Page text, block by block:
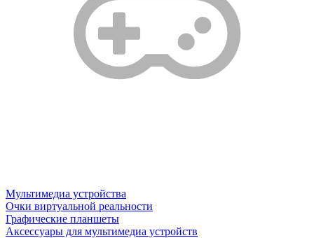
Мультимедиа устройства
Очки виртуальной реальности
Графические планшеты
Аксессуары для мультимедиа устройств